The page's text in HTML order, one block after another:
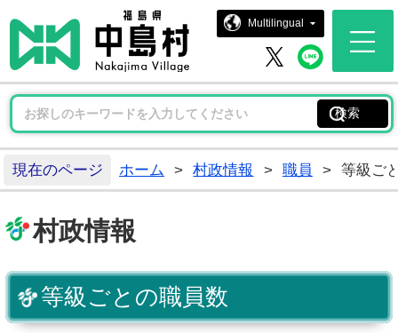
中島村ホ
Multilingual
中島村 X中島
現在のページ ホーム > 村政情報 > 職員 > 等級ご
村政情報
等級ごとの職員数